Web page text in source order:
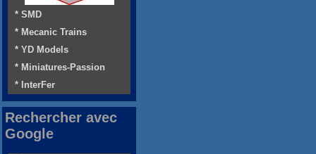
* SMD
* Mecanic Trains
* YD Models
* Miniatures-Passion
* InterFer
Rechercher avec
Google